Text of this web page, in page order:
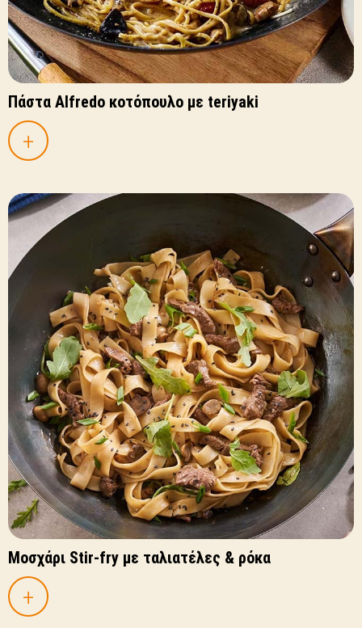
Πάστα Alfredo κοτόπουλο με teriyaki
+
Mοσχάρι Stir-fry με ταλιατέλες & ρόκα
+